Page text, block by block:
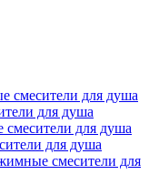
смесители для душа
для душа
для душа
для душа
смесители для